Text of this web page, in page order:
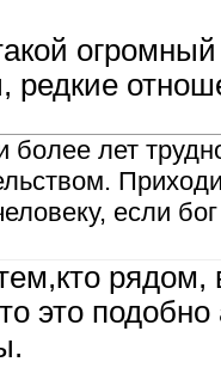
редкие
лет
если
рядом,
это